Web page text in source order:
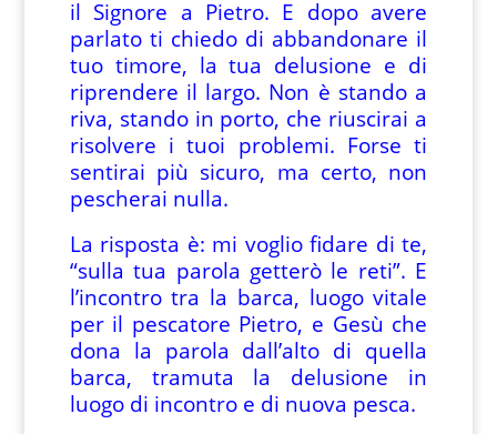
il Signore a Pietro. E dopo avere
parlato ti chiedo di abbandonare il
tuo timore, la tua delusione e di
riprendere il largo. Non è stando a
riva, stando in porto, che riuscirai a
risolvere i tuoi problemi. Forse ti
sentirai più sicuro, ma certo, non
pescherai nulla.
La risposta è: mi voglio fidare di te,
“sulla tua parola getterò le reti”. E
l’incontro tra la barca, luogo vitale
per il pescatore Pietro, e Gesù che
dona la parola dall’alto di quella
barca, tramuta la delusione in
luogo di incontro e di nuova pesca.